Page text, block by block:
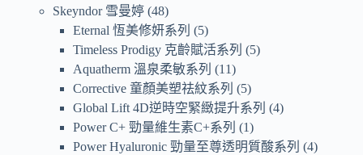
Skeyndor 雪曼婷 48
Eternal 恆美修妍系列
5
Timeless Prodigy 克齡賦活系列
5
Aquatherm 溫泉柔敏系列
11
Corrective 童顏美塑祛紋系列
5
Global Lift 4D逆時空緊緻提升系列
4
Power C+ 勁量維生素C+系列
1
Power Hyaluronic 勁量至尊透明質酸系列
4